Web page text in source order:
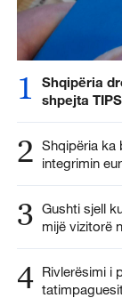
1
Shqipëria
shpejta TIPS
2 Shqipëria ka
integrimin
3 Gushti sjell
mijë vizitorë
4 Rivlerësimi i